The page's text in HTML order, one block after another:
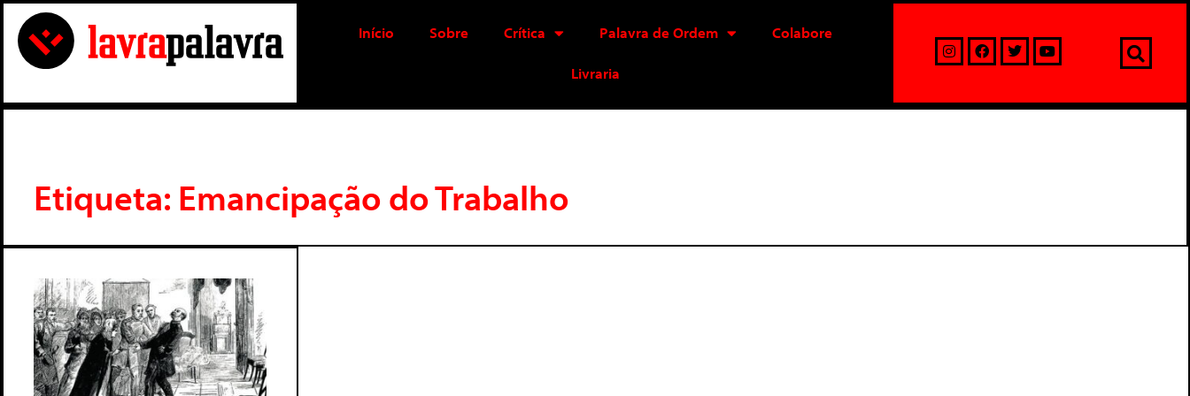
Início Sobre Crítica Palavra de Ordem Colabore
Livraria
Etiqueta: Emancipação do Trabalho